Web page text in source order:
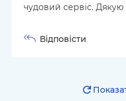
чудовий сервіс. Дякую
Відповісти